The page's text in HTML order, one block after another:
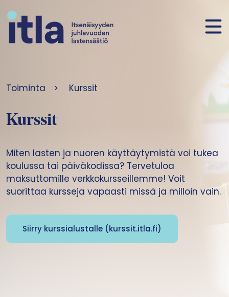
Toiminta > Kurssit
Kurssit
Miten lasten ja nuoren käyttäytymistä voi tukea
koulussa tai päiväkodissa? Tervetuloa
maksuttomille verkkokursseillemme! Voit
suorittaa kursseja vapaasti missä ja milloin vain.
Siirry kurssialustalle (kurssit.itla.fi)